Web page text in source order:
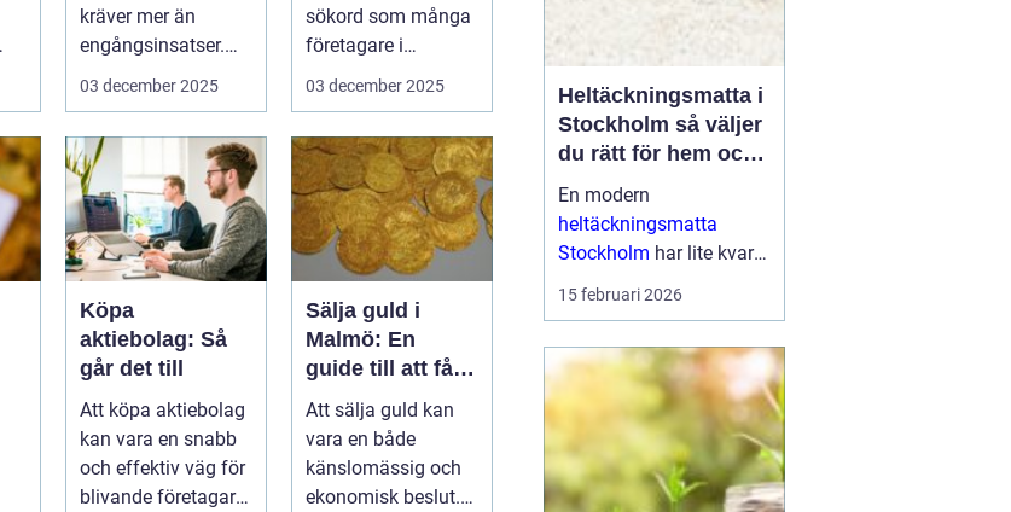
kräver mer än
engångsinsatser.
Många ...
03 december 2025
sökord som många
företagare i
G&oum...
03 december 2025
Köpa
aktiebolag: Så
går det till
Att köpa aktiebolag
kan vara en snabb
och effektiv väg för
blivande företagare
Sälja guld i
Malmö: En
guide till att få
bästa värde för
ditt guld
Att sälja guld kan
vara en både
känslomässig och
ekonomisk beslut.
Heltäckningsmatta i
Stockholm så väljer
du rätt för hem och
kontor
En modern
heltäckningsmatta
Stockholm har lite kvar
gemensamt med de
och 80-talet. I da...
15 februari 2026